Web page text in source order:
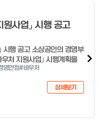
원사업」 시행 공고
시행 공고 소상공인의 경영부
처 지원사업｣ 시행계획을
일 중소벤처기업부장관
영안정#바우처
상세보기